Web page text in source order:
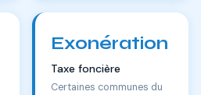
Exonération
Taxe foncière
Certaines communes du